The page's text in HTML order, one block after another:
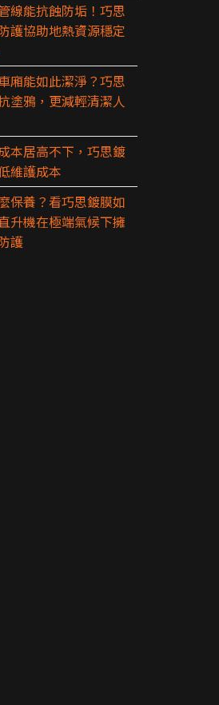
線能抗蝕防垢！巧思
護協助地熱資源穩定
廂能如此潔淨？巧思
塗鴉，更減輕清潔人
本居高不下，巧思鍍
維護成本
保養？看巧思鍍膜如
升機在極端氣候下擁
護